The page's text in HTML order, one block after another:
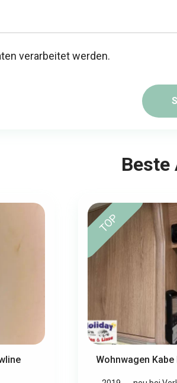
verarbeitet werden.
Beste
TOP
Wohnwagen